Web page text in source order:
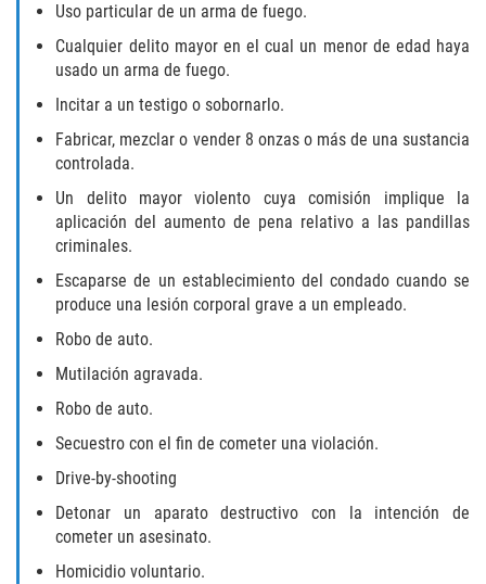
Tribunal de Delincuencia Juvenil
Tutela de los Tribunales
Delitos Sexuales
Agresión Sexual
Conducta Lasciva
Estupro
Exposición Indecente
Merodear para prostituirse
Molestar a un Niño Menor de 18 Años
Uso particular de un arma de fuego.
Cualquier delito mayor en el cual un menor de edad haya
usado un arma de fuego.
Incitar a un testigo o sobornarlo.
Fabricar, mezclar o vender 8 onzas o más de una sustancia
controlada.
Un delito mayor violento cuya comisión implique la
aplicación del aumento de pena relativo a las pandillas
criminales.
Escaparse de un establecimiento del condado cuando se
produce una lesión corporal grave a un empleado.
Robo de auto.
Mutilación agravada.
Robo de auto.
Secuestro con el fin de cometer una violación.
Drive-by-shooting
Detonar un aparato destructivo con la intención de
cometer un asesinato.
Homicidio voluntario.